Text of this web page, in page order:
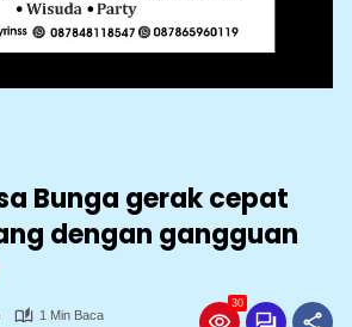
Bunga gerak cepat
dengan gangguan
1 Min Baca
30